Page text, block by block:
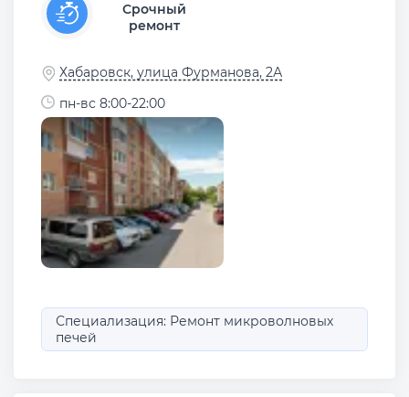
Срочный
ремонт
Хабаровск, улица Фурманова, 2А
пн-вс 8:00-22:00
Специализация: Ремонт микроволновых
печей